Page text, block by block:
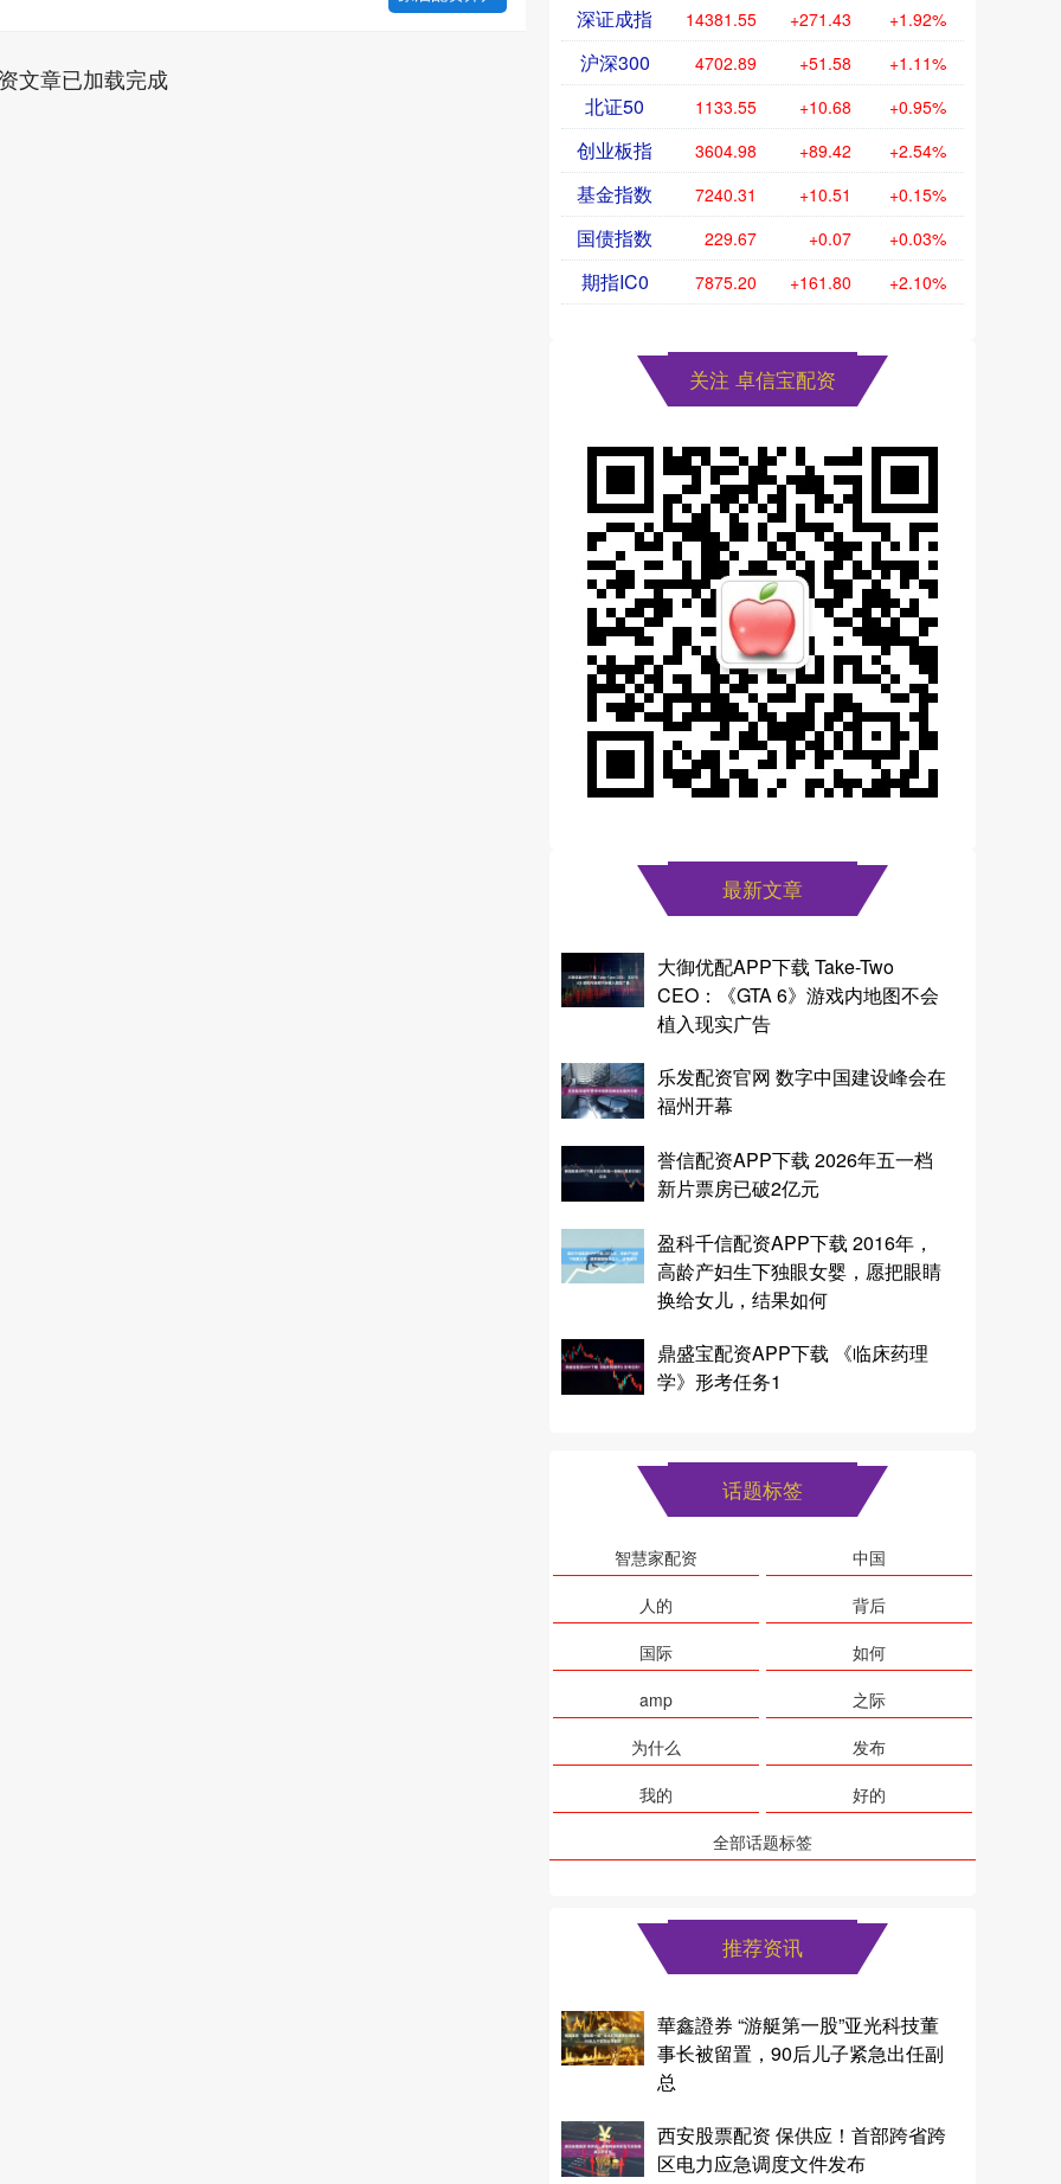
文章已加载完成
深证成指 14381.55 +271.43 +1.92%
沪深300 4702.89 +51.58 +1.11%
北证50 1133.55 +10.68 +0.95%
创业板指 3604.98 +89.42 +2.54%
基金指数 7240.31 +10.51 +0.15%
国债指数 229.67 +0.07 +0.03%
期指IC0 7875.20 +161.80 +2.10%
关注 卓信宝配资
最新文章
大御优配APP下载 Take-Two
CEO：《GTA 6》游戏内地图不会
植入现实广告
乐发配资官网 数字中国建设峰会在
福州开幕
誉信配资APP下载 2026年五一档
新片票房已破2亿元
盈科千信配资APP下载 2016年，
高龄产妇生下独眼女婴，愿把眼睛
换给女儿，结果如何
鼎盛宝配资APP下载 《临床药理
学》形考任务1
话题标签
智慧家配资
中国
人的
背后
国际
如何
amp
之际
为什么
发布
我的
好的
全部话题标签
推荐资讯
華鑫證券 “游艇第一股”亚光科技董
事长被留置，90后儿子紧急出任副
总
西安股票配资 保供应！首部跨省跨
区电力应急调度文件发布